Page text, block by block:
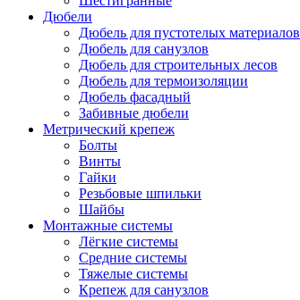
Дюбели
Дюбель для пустотелых материалов
Дюбель для санузлов
Дюбель для строительных лесов
Дюбель для термоизоляции
Дюбель фасадный
Забивные дюбели
Метрический крепеж
Болты
Винты
Гайки
Резьбовые шпильки
Шайбы
Монтажные системы
Лёгкие системы
Средние системы
Тяжелые системы
Крепеж для санузлов